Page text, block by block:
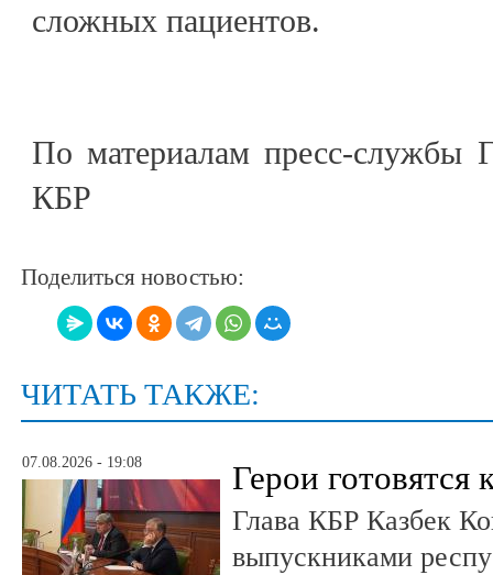
сложных пациентов.
По материалам пресс-службы
КБР
Поделиться новостью:
ЧИТАТЬ ТАКЖЕ:
07.08.2026 - 19:08 Герои готовятся
Глава КБР Казбек
выпускниками